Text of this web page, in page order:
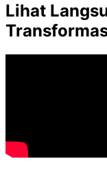
Lihat